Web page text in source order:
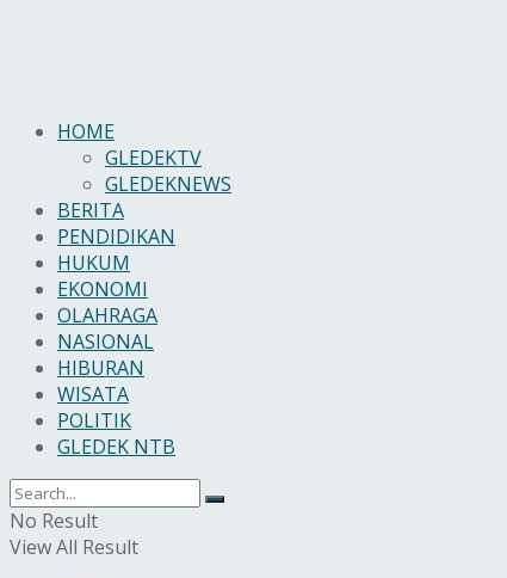
HOME
GLEDEKTV
GLEDEKNEWS
BERITA
PENDIDIKAN
HUKUM
EKONOMI
OLAHRAGA
NASIONAL
HIBURAN
WISATA
POLITIK
GLEDEK NTB
No Result
View All Result